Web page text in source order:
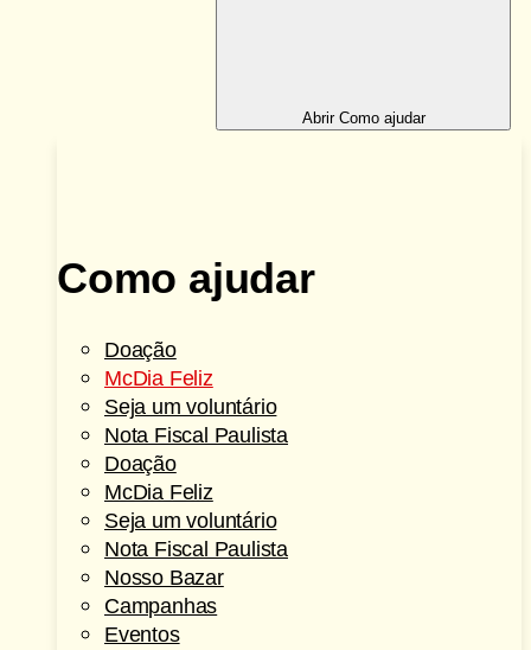
Abrir Como ajudar
Como ajudar
Doação
McDia Feliz
Seja um voluntário
Nota Fiscal Paulista
Doação
McDia Feliz
Seja um voluntário
Nota Fiscal Paulista
Nosso Bazar
Campanhas
Eventos